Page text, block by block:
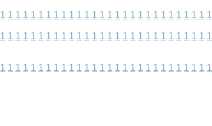
1 1 1 1 1 1 1 1 1 1 1 1 1 1 1 1 1 1 1 1 1 1 1 1 1 1 1 1
1 1 1 1 1 1 1 1 1 1 1 1 1 1 1 1 1 1 1 1 1 1 1 1 1 1 1 1
1 1 1 1 1 1 1 1 1 1 1 1 1 1 1 1 1 1 1 1 1 1 1 1 1 1 1 1